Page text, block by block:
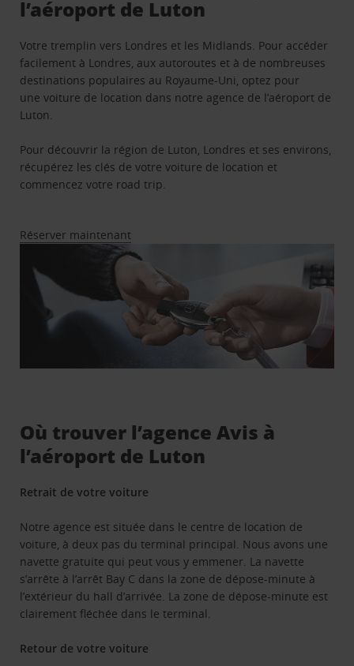
l’aéroport de Luton
Votre tremplin vers Londres et les Midlands. Pour accéder
facilement à Londres, aux autoroutes et à de nombreuses
destinations populaires au Royaume-Uni, optez pour
une voiture de location dans notre agence de l’aéroport de
Luton.
Pour découvrir la région de Luton, Londres et ses environs,
récupérez les clés de votre voiture de location et
commencez votre road trip.
Réserver maintenant
Où trouver l’agence Avis à
l’aéroport de Luton
Retrait de votre voiture
Notre agence est située dans le centre de location de
voiture, à deux pas du terminal principal. Nous avons une
navette gratuite qui peut vous y emmener. La navette
s’arrête à l’arrêt Bay C dans la zone de dépose-minute à
l’extérieur du hall d’arrivée. La zone de dépose-minute est
clairement fléchée dans le terminal.
Retour de votre voiture